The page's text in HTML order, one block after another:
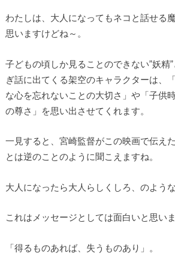
わたしは、大人になってもネコと話せる
思いますけどね～。
子どもの頃しか見ることのできない”妖精”
ぎ話に出てくる架空のキャラクターは、
な心を忘れないことの大切さ」や「子供
の尊さ」を思い出させてくれます。
一見すると、宮崎監督がこの映画で伝え
とは逆のことのように聞こえますね。
大人になったら大人らしくしろ、のような
これはメッセージとしては面白いと思いま
「得るものあれば、失うものあり」。